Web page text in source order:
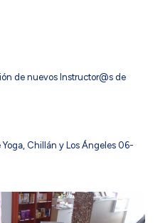
de nuevos Instructor@s de
Chillán y Los Ángeles 06-